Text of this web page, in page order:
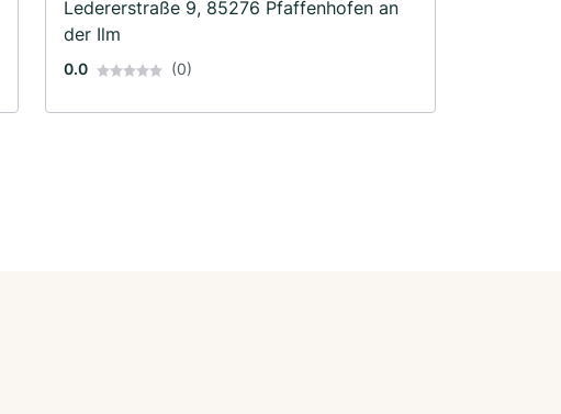
Ledererstraße 9, 85276 Pfaffenhofen an
der Ilm
0.0 (0)